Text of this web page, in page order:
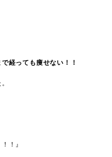
経っても痩せない！！
！』